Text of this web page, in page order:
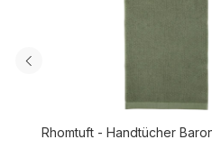
Rhomtuft - Handtücher